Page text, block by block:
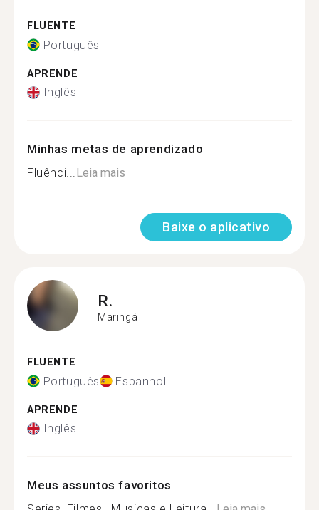
FLUENTE
Português
APRENDE
Inglês
Minhas metas de aprendizado
Fluênci...Leia mais
Baixe o aplicativo
R.
Maringá
FLUENTE
Português Espanhol
APRENDE
Inglês
Meus assuntos favoritos